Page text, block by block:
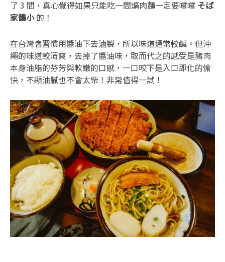
了 3 間，真心覺得如果只能吃一間爌肉麵一定要嚐嚐 そば
家鶴小的！
在台灣會習慣用醬油下去滷製，所以味道通常較鹹。但沖
繩的味道較清爽，去掉了醬油味，取而代之的感受是豬肉
本身油脂的芬芳與軟嫩的口感，一口咬下是入口即化的愉
快，不顯油膩也不會太柴！非常值得一試！